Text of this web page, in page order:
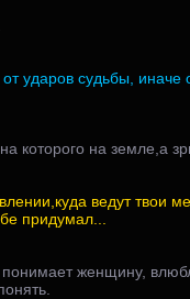
ударов судьбы, иначе
которого на земле,а
ведут твои
придумал...
женщину,